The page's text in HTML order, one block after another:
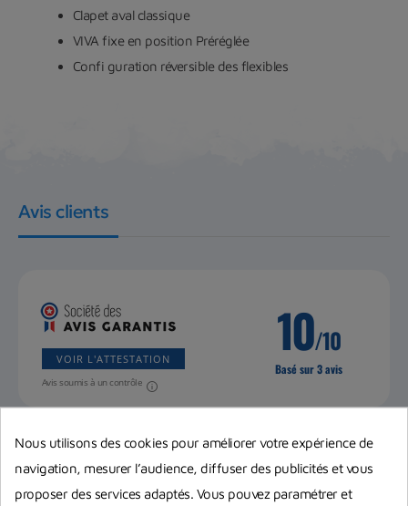
Clapet aval classique
VIVA fixe en position Préréglée
Confi guration réversible des flexibles
Avis clients
VOIR L'ATTESTATION
Avis soumis à un contrôle
10/10
Basé sur 3 avis
Michael E.
22/09/2025 à 19:57
Nous utilisons des cookies pour améliorer votre expérience de
navigation, mesurer l’audience, diffuser des publicités et vous
proposer des services adaptés. Vous pouvez paramétrer et